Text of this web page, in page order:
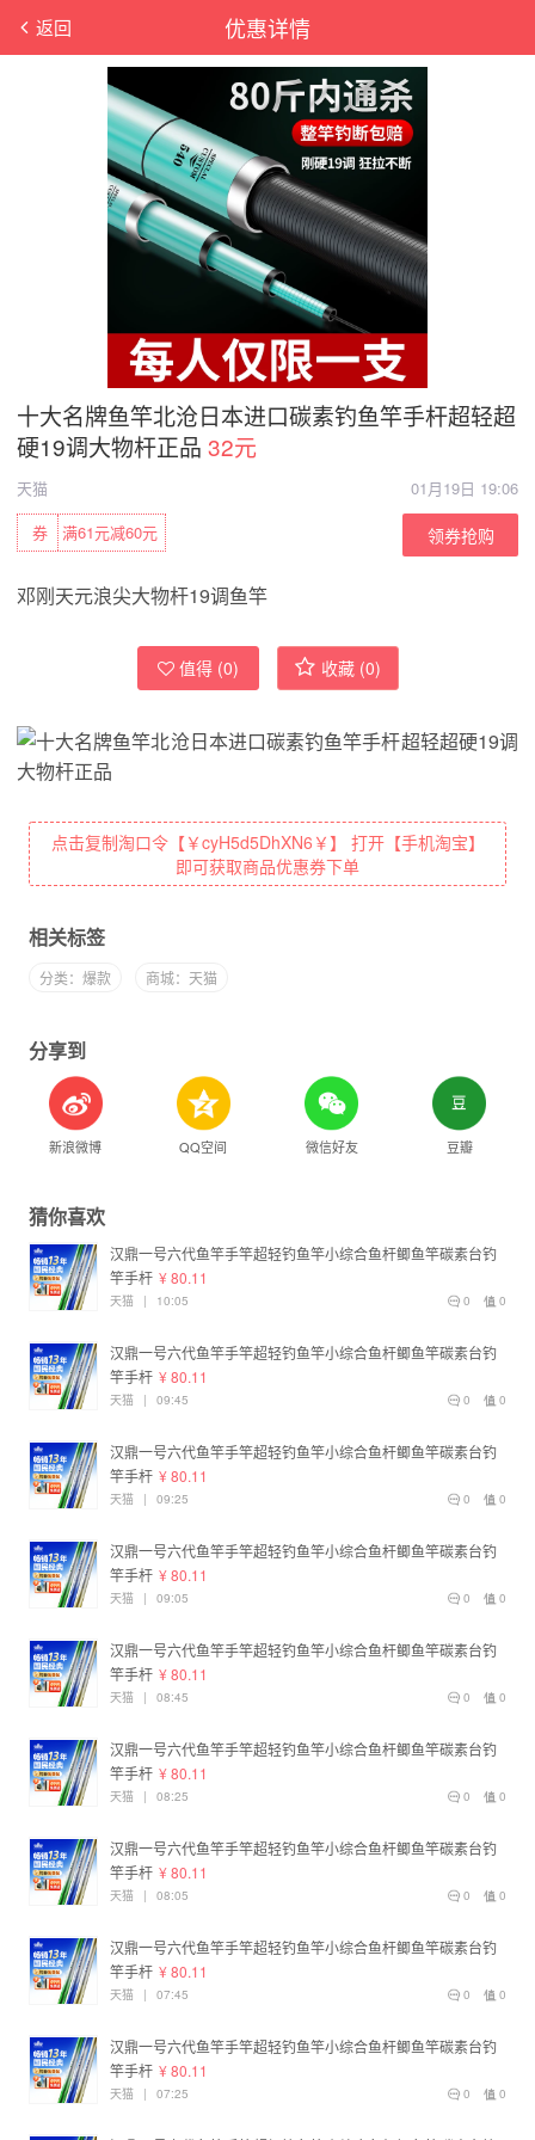
优惠详情
返回
十大名牌鱼竿北沧日本进口碳素钓鱼竿手杆超轻超
硬19调大物杆正品 32元
天猫
01月19日 19:06
满61元减60元
券 领券抢购
邓刚天元浪尖大物杆19调鱼竿
值得 (0) 收藏 (0)
点击复制淘口令【￥cyH5d5DhXN6￥】 打开【手机淘宝】
即可获取商品优惠券下单
相关标签
分类：爆款 商城：天猫
分享到
新浪微博 QQ空间 微信好友 豆瓣
猜你喜欢
汉鼎一号六代鱼竿手竿超轻钓鱼竿小综合鱼杆鲫鱼竿碳素台钓
竿手杆 ¥ 80.11
0
0
天猫 | 10:05
汉鼎一号六代鱼竿手竿超轻钓鱼竿小综合鱼杆鲫鱼竿碳素台钓
竿手杆 ¥ 80.11
0
0
天猫 | 09:45
汉鼎一号六代鱼竿手竿超轻钓鱼竿小综合鱼杆鲫鱼竿碳素台钓
竿手杆 ¥ 80.11
0
0
天猫 | 09:25
汉鼎一号六代鱼竿手竿超轻钓鱼竿小综合鱼杆鲫鱼竿碳素台钓
竿手杆 ¥ 80.11
0
0
天猫 | 09:05
汉鼎一号六代鱼竿手竿超轻钓鱼竿小综合鱼杆鲫鱼竿碳素台钓
竿手杆 ¥ 80.11
0
0
天猫 | 08:45
汉鼎一号六代鱼竿手竿超轻钓鱼竿小综合鱼杆鲫鱼竿碳素台钓
竿手杆 ¥ 80.11
0
0
天猫 | 08:25
汉鼎一号六代鱼竿手竿超轻钓鱼竿小综合鱼杆鲫鱼竿碳素台钓
竿手杆 ¥ 80.11
0
0
天猫 | 08:05
汉鼎一号六代鱼竿手竿超轻钓鱼竿小综合鱼杆鲫鱼竿碳素台钓
竿手杆 ¥ 80.11
0
0
天猫 | 07:45
汉鼎一号六代鱼竿手竿超轻钓鱼竿小综合鱼杆鲫鱼竿碳素台钓
竿手杆 ¥ 80.11
0
0
天猫 | 07:25